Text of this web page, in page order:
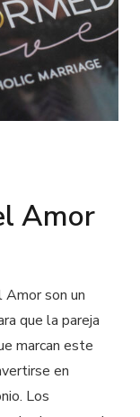
Amor
Amorson un
que la pareja
marcan este
en
Los